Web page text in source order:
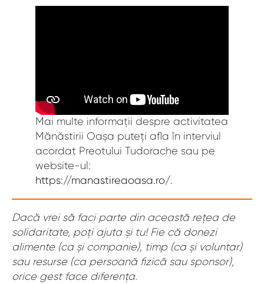
Mai multe informații despre activitatea
Mănăstirii Oașa puteți afla în interviul
acordat Preotului Tudorache sau pe
website-ul:
https://manastireaoasa.ro/.
Dacă vrei să faci parte din această rețea de
solidaritate, poți ajuta și tu! Fie că donezi
alimente (ca și companie), timp (ca și voluntar)
sau resurse (ca persoană fizică sau sponsor),
orice gest face diferența.